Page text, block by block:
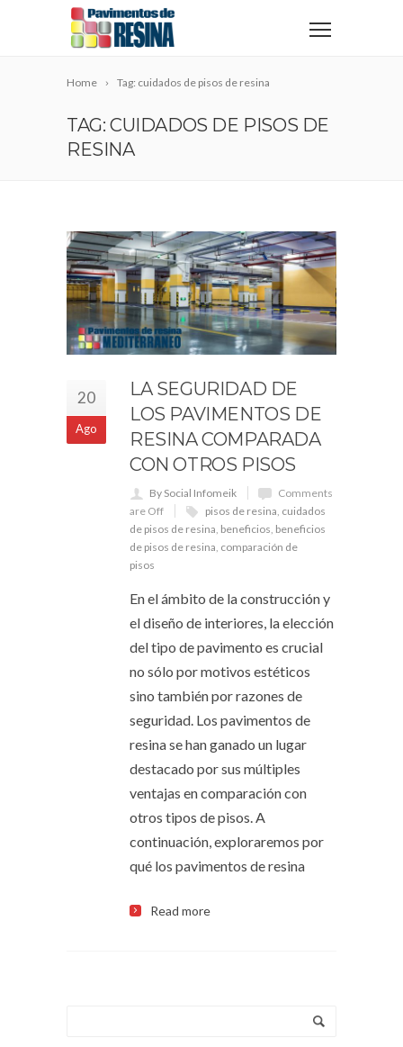
Home Tag: cuidados de pisos de resina
TAG: CUIDADOS DE PISOS DE
RESINA
20
Ago
LA SEGURIDAD DE
LOS PAVIMENTOS DE
RESINA COMPARADA
CON OTROS PISOS
By Social Infomeik
Comments
are Off
pisos de resina cuidados
de pisos de resina beneficios beneficios
de pisos de resina comparación de
pisos
En el ámbito de la construcción y
el diseño de interiores, la elección
del tipo de pavimento es crucial
no sólo por motivos estéticos
sino también por razones de
seguridad. Los pavimentos de
resina se han ganado un lugar
destacado por sus múltiples
ventajas en comparación con
otros tipos de pisos. A
continuación, exploraremos por
qué los pavimentos de resina
Read more